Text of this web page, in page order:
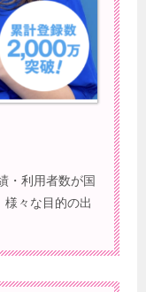
・利用者数が国
様々な目的の出